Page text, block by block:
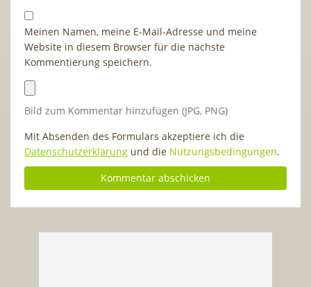
Meinen Namen, meine E-Mail-Adresse und meine
Website in diesem Browser für die nächste
Kommentierung speichern.
Bild zum Kommentar hinzufügen (JPG, PNG)
Mit Absenden des Formulars akzeptiere ich die
Datenschutzerklärung und die Nutzungsbedingungen.